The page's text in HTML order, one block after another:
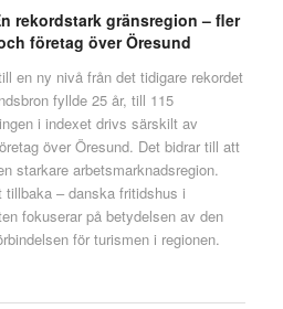
rekordstark gränsregion – fler
företag över Öresund
en ny nivå från det tidigare rekordet
fyllde 25 år, till 115
i indexet drivs särskilt av
över Öresund. Det bidrar till att
starkare arbetsmarknadsregion.
tillbaka – danska fritidshus i
fokuserar på betydelsen av den
för turismen i regionen.